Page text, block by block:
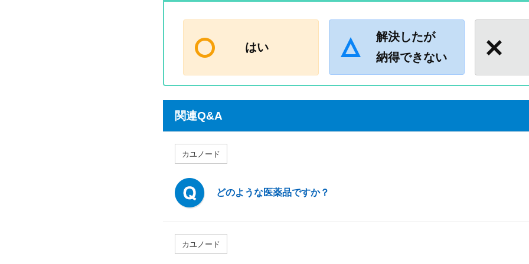
はい
解決したが
納得できない
関連Q&A
カユノード
どのような医薬品ですか？
カユノード